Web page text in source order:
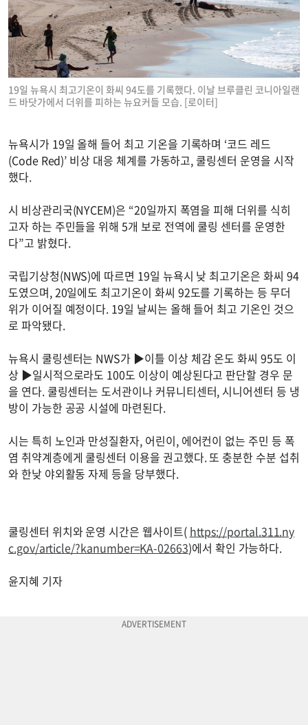
19일 뉴욕시 최고기온이 화씨 94도를 기록했다. 이날 브루클린 코니아일랜
드 바닷가에서 더위를 피하는 뉴요커들 모습. [로이터]
뉴욕시가 19일 올해 들어 최고 기온을 기록하며 ‘코드 레드
(Code Red)’ 비상 대응 체계를 가동하고, 쿨링센터 운영을 시작
했다.
시 비상관리국(NYCEM)은 “20일까지 폭염을 피해 더위를 식히
고자 하는 주민들을 위해 5개 보로 전역에 쿨링 센터를 운영한
다”고 밝혔다.
국립기상청(NWS)에 따르면 19일 뉴욕시 낮 최고기온은 화씨 94
도였으며, 20일에도 최고기온이 화씨 92도를 기록하는 등 무더
위가 이어질 예정이다. 19일 날씨는 올해 들어 최고 기온인 것으
로 파악됐다.
뉴욕시 쿨링센터는 NWS가 ▶이틀 이상 체감 온도 화씨 95도 이
상 ▶일시적으로라도 100도 이상이 예상된다고 판단할 경우 문
을 연다. 쿨링센터는 도서관이나 커뮤니티센터, 시니어센터 등 냉
방이 가능한 공공 시설에 마련된다.
시는 특히 노인과 만성질환자, 어린이, 에어컨이 없는 주민 등 폭
염 취약계층에게 쿨링센터 이용을 권고했다. 또 충분한 수분 섭취
와 한낮 야외활동 자제 등을 당부했다.
쿨링센터 위치와 운영 시간은 웹사이트( https://portal.311.ny
c.gov/article/?kanumber=KA-02663)에서 확인 가능하다.
윤지혜 기자